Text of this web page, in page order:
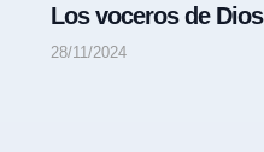
Los voceros de Dios
28/11/2024